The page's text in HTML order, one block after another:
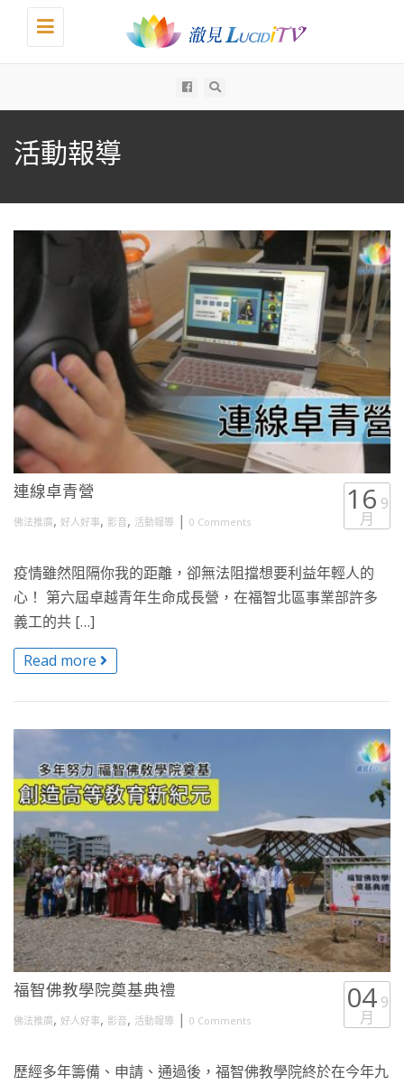
Toggle
navigation
活動報導
連線卓青營
佛法推廣, 好人好事, 影音, 活動報導 | 0 Comments
16 9
月
疫情雖然阻隔你我的距離，卻無法阻擋想要利益年輕人的
心！ 第六屆卓越青年生命成長營，在福智北區事業部許多
義工的共 […]
Read more
福智佛教學院奠基典禮
佛法推廣, 好人好事, 影音, 活動報導 | 0 Comments
04 9
月
歷經多年籌備、申請、通過後，福智佛教學院終於在今年九